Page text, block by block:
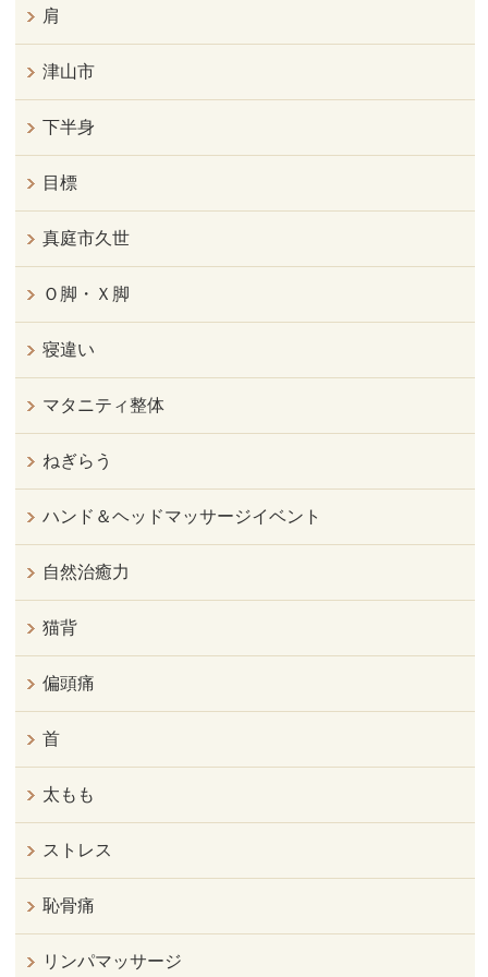
肩
津山市
下半身
目標
真庭市久世
Ｏ脚・Ｘ脚
寝違い
マタニティ整体
ねぎらう
ハンド＆ヘッドマッサージイベント
自然治癒力
猫背
偏頭痛
首
太もも
ストレス
恥骨痛
リンパマッサージ